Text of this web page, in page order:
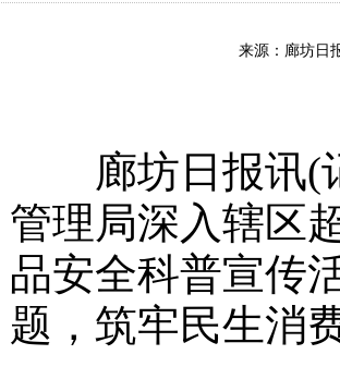
来源：廊坊日
廊坊日报讯(记
管理局深入辖区
品安全科普宣传
题，筑牢民生消